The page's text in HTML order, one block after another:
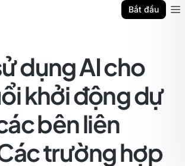
Bắt đầu
dụng AI cho
khởi động dự
bên liên
trường hợp